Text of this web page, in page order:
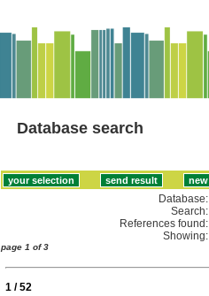
Database search
Database:
Search:
References found:
Showing:
page 1 of 3
1 / 52